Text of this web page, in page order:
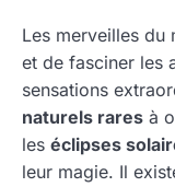
Les merveilles du
et de fasciner les
sensations
naturels rares à
les éclipses
leur magie. Il